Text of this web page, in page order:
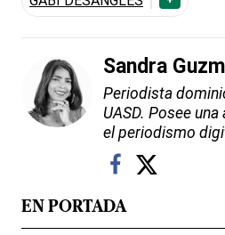
Sandra
Periodista
UASD. Posee
el periodismo
EN PORTADA